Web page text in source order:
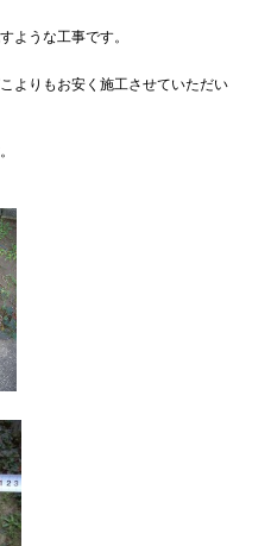
ような工事です。
よりもお安く施工させていただい